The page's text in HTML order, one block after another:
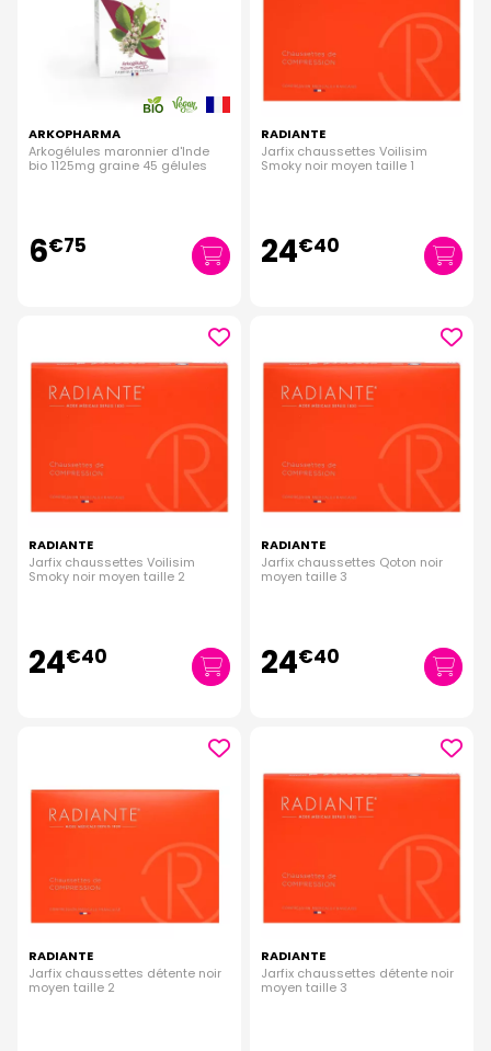
ARKOPHARMA
Arkogélules maronnier d'Inde
bio 1125mg graine 45 gélules
6€75
RADIANTE
Jarfix chaussettes Voilisim
Smoky noir moyen taille 1
24€40
RADIANTE
Jarfix chaussettes Voilisim
Smoky noir moyen taille 2
24€40
RADIANTE
Jarfix chaussettes Qoton noir
moyen taille 3
24€40
RADIANTE
Jarfix chaussettes détente noir
moyen taille 2
RADIANTE
Jarfix chaussettes détente noir
moyen taille 3